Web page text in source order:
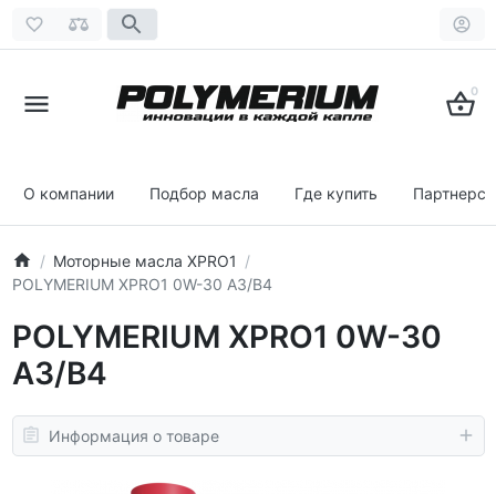
0
О компании Подбор масла Где купить
Моторные масла XPRO1
POLYMERIUM XPRO1 0W-30 A3/B4
POLYMERIUM XPRO1 0W-30
A3/B4
Информация о товаре